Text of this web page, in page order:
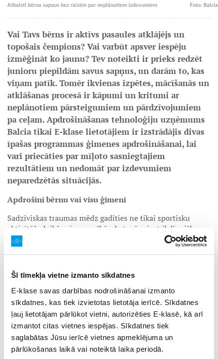
Šī tīmekļa vietne izmanto sīkdatnes
E-klase savas darbības nodrošināšanai izmanto
sīkdatnes, kas tiek izvietotas lietotāja ierīcē. Sīkdatnes
ļauj lietotājam pārlūkot vietni, autorizēties E-klasē, kā arī
izmantot citas vietnes iespējas. Sīkdatnes tiek
saglabātas Jūsu ierīcē vietnes apmeklējuma un
pārlūkošanas laikā vai noteiktā laika periodā.
Atbalsti bērna sapņus bez raizēm par neplānotiem izdevumiem Foto: Balcia
Vai Tavs bērns ir aktīvs pasaules atklājējs un
topošais čempions? Vai varbūt apsver iespēju
izmēģināt ko jaunu? Tev noteikti ir prieks redzēt
junioru piepildām savus sapņus, un darām to, kas
viņam patīk. Tomēr ikvienas izpētes, mācīšanās un
atklāšanas procesā ir kāpumi un kritumi ar
neplānotiem pārsteigumiem un pārdzīvojumiem
pa ceļam. Apdrošināšanas tehnoloģiju uzņēmums
Balcia tikai E-klase lietotājiem ir izstrādājis divas
īpašas programmas ģimenes apdrošināšanai, lai
vari priecāties par mīļoto sasniegtajiem
rezultātiem un nedomāt par izdevumiem
neparedzētās situācijās.
Apdrošini bērnu vai visu ģimeni
Sadzīviskas traumas mēdz gadīties ne tikai sportisku
aktivitāšu laikā vai sacensībās, bet arī veicot ikdienišķas
darbības, piemēram, paslīdot uz ielas vai bērniem
rotaļājoties savas mājas pagalmā. Programmās iekļauta
gadīties ikdienā. Ja esat liela ģimene, ar diviem
pieaugušajiem un līdz pat četriem bērniem, tad jūsu
labākā izvēle būs “Ģimenes komplekts”. Ja vēlaties
apdrošināt tikai savu junioru, tad piemērotāka būs
programma, kas īpaši paredzēta viena bērna
apdrošināšanai.
Atgūsti iemaksāto dalības maksu par atceltu nometni